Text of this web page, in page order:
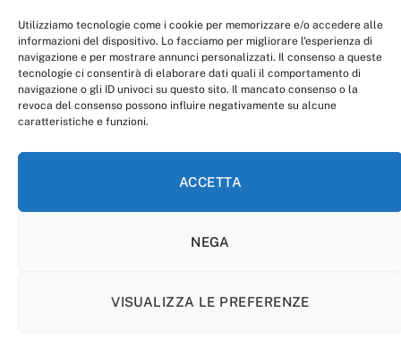
Utilizziamo tecnologie come i cookie per memorizzare e/o accedere alle
informazioni del dispositivo. Lo facciamo per migliorare l'esperienza di
navigazione e per mostrare annunci personalizzati. Il consenso a queste
tecnologie ci consentirà di elaborare dati quali il comportamento di
navigazione o gli ID univoci su questo sito. Il mancato consenso o la
revoca del consenso possono influire negativamente su alcune
caratteristiche e funzioni.
ACCETTA
NEGA
VISUALIZZA LE PREFERENZE
Economico,
num. registrazione: 302017000014044 del 9 febbraio 2017.
Per contatti:redazione@anagnia.com
COOKIE POLICY